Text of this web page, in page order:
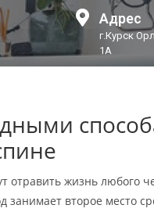
Адрес
г.Курск
1А
отравить жизнь любого
занимает второе место